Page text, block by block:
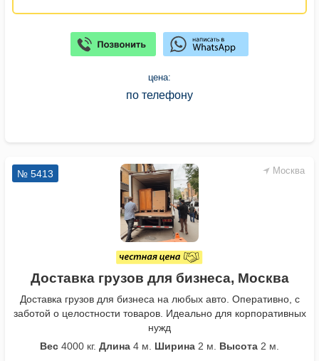
цена:
по телефону
Москва
№ 5413
Доставка грузов для бизнеса, Москва
Доставка грузов для бизнеса на любых авто. Оперативно, с
заботой о целостности товаров. Идеально для корпоративных
нужд
Вес 4000 кг. Длина 4 м. Ширина 2 м. Высота 2 м.